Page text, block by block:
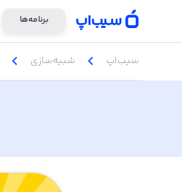
برنامه‌ها
سیب‌اپ chevron_left شبیه‌سازی chevron_left